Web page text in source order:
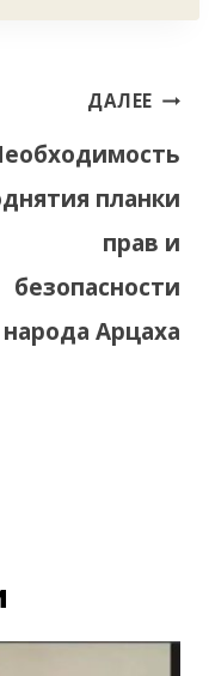
ДАЛЕЕ
планки
прав и
безопасности
народа Арцаха